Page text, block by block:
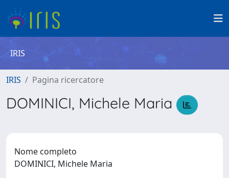
IRIS
IRIS Pagina ricercatore
DOMINICI, Michele Maria
Nome completo
DOMINICI, Michele Maria